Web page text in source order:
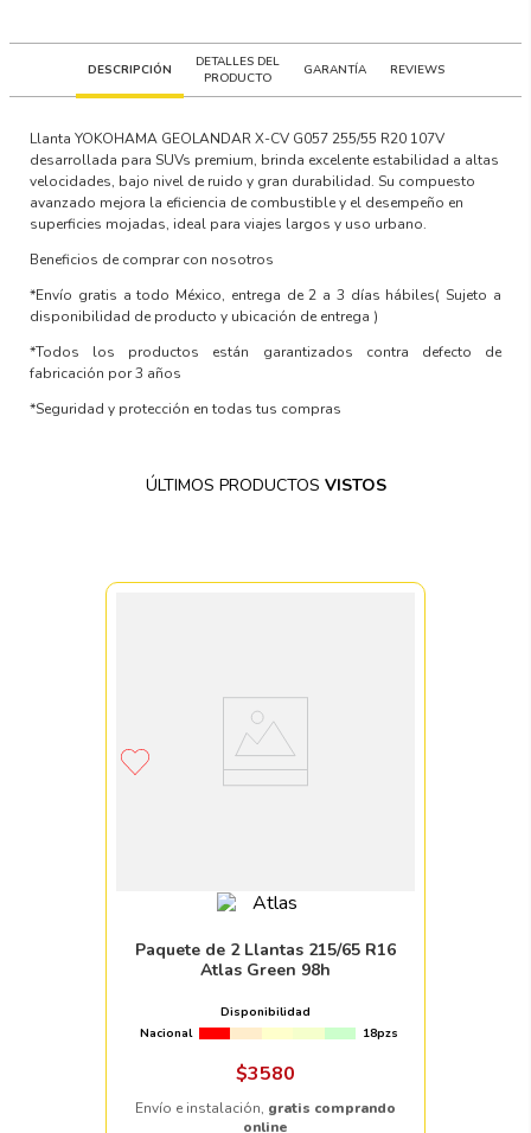
DESCRIPCIÓN
DETALLES DEL
PRODUCTO
GARANTÍA REVIEWS
Llanta YOKOHAMA GEOLANDAR X-CV G057 255/55 R20 107V
desarrollada para SUVs premium, brinda excelente estabilidad a altas
velocidades, bajo nivel de ruido y gran durabilidad. Su compuesto
avanzado mejora la eficiencia de combustible y el desempeño en
superficies mojadas, ideal para viajes largos y uso urbano.
Beneficios de comprar con nosotros
*Envío gratis a todo México, entrega de 2 a 3 días hábiles( Sujeto a
disponibilidad de producto y ubicación de entrega )
*Todos los productos están garantizados contra defecto de
fabricación por 3 años
*Seguridad y protección en todas tus compras
ÚLTIMOS PRODUCTOS VISTOS
Paquete de 2 Llantas 215/65 R16
Atlas Green 98h
Disponibilidad
Nacional
18pzs
$3580
Envío e instalación, gratis comprando
online